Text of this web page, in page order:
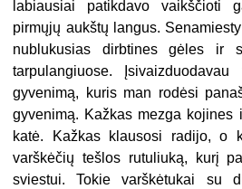
labiausiai patikdavo vaikščioti
pirmųjų aukštų langus.
nublukusias dirbtines gėles ir
tarpulangiuose.
gyvenimą, kuris man rodėsi
gyvenimą. Kažkas mezga kojines
katė. Kažkas klausosi radijo, o
varškėčių tešlos rutuliuką, kurį
sviestui. Tokie varškėtukai su